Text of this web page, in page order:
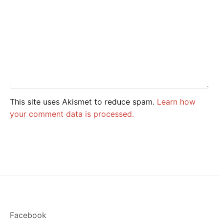
This site uses Akismet to reduce spam. Learn how
your comment data is processed.
Facebook